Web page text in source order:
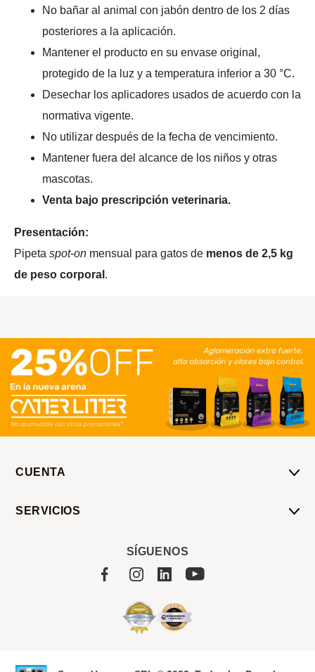
No bañar al animal con jabón dentro de los 2 días
posteriores a la aplicación.
Mantener el producto en su envase original,
protegido de la luz y a temperatura inferior a 30 °C.
Desechar los aplicadores usados de acuerdo con la
normativa vigente.
No utilizar después de la fecha de vencimiento.
Mantener fuera del alcance de los niños y otras
mascotas.
Venta bajo prescripción veterinaria.
Presentación:
Pipeta spot-on mensual para gatos de menos de 2,5 kg
de peso corporal .
CUENTA
SERVICIOS
SÍGUENOS